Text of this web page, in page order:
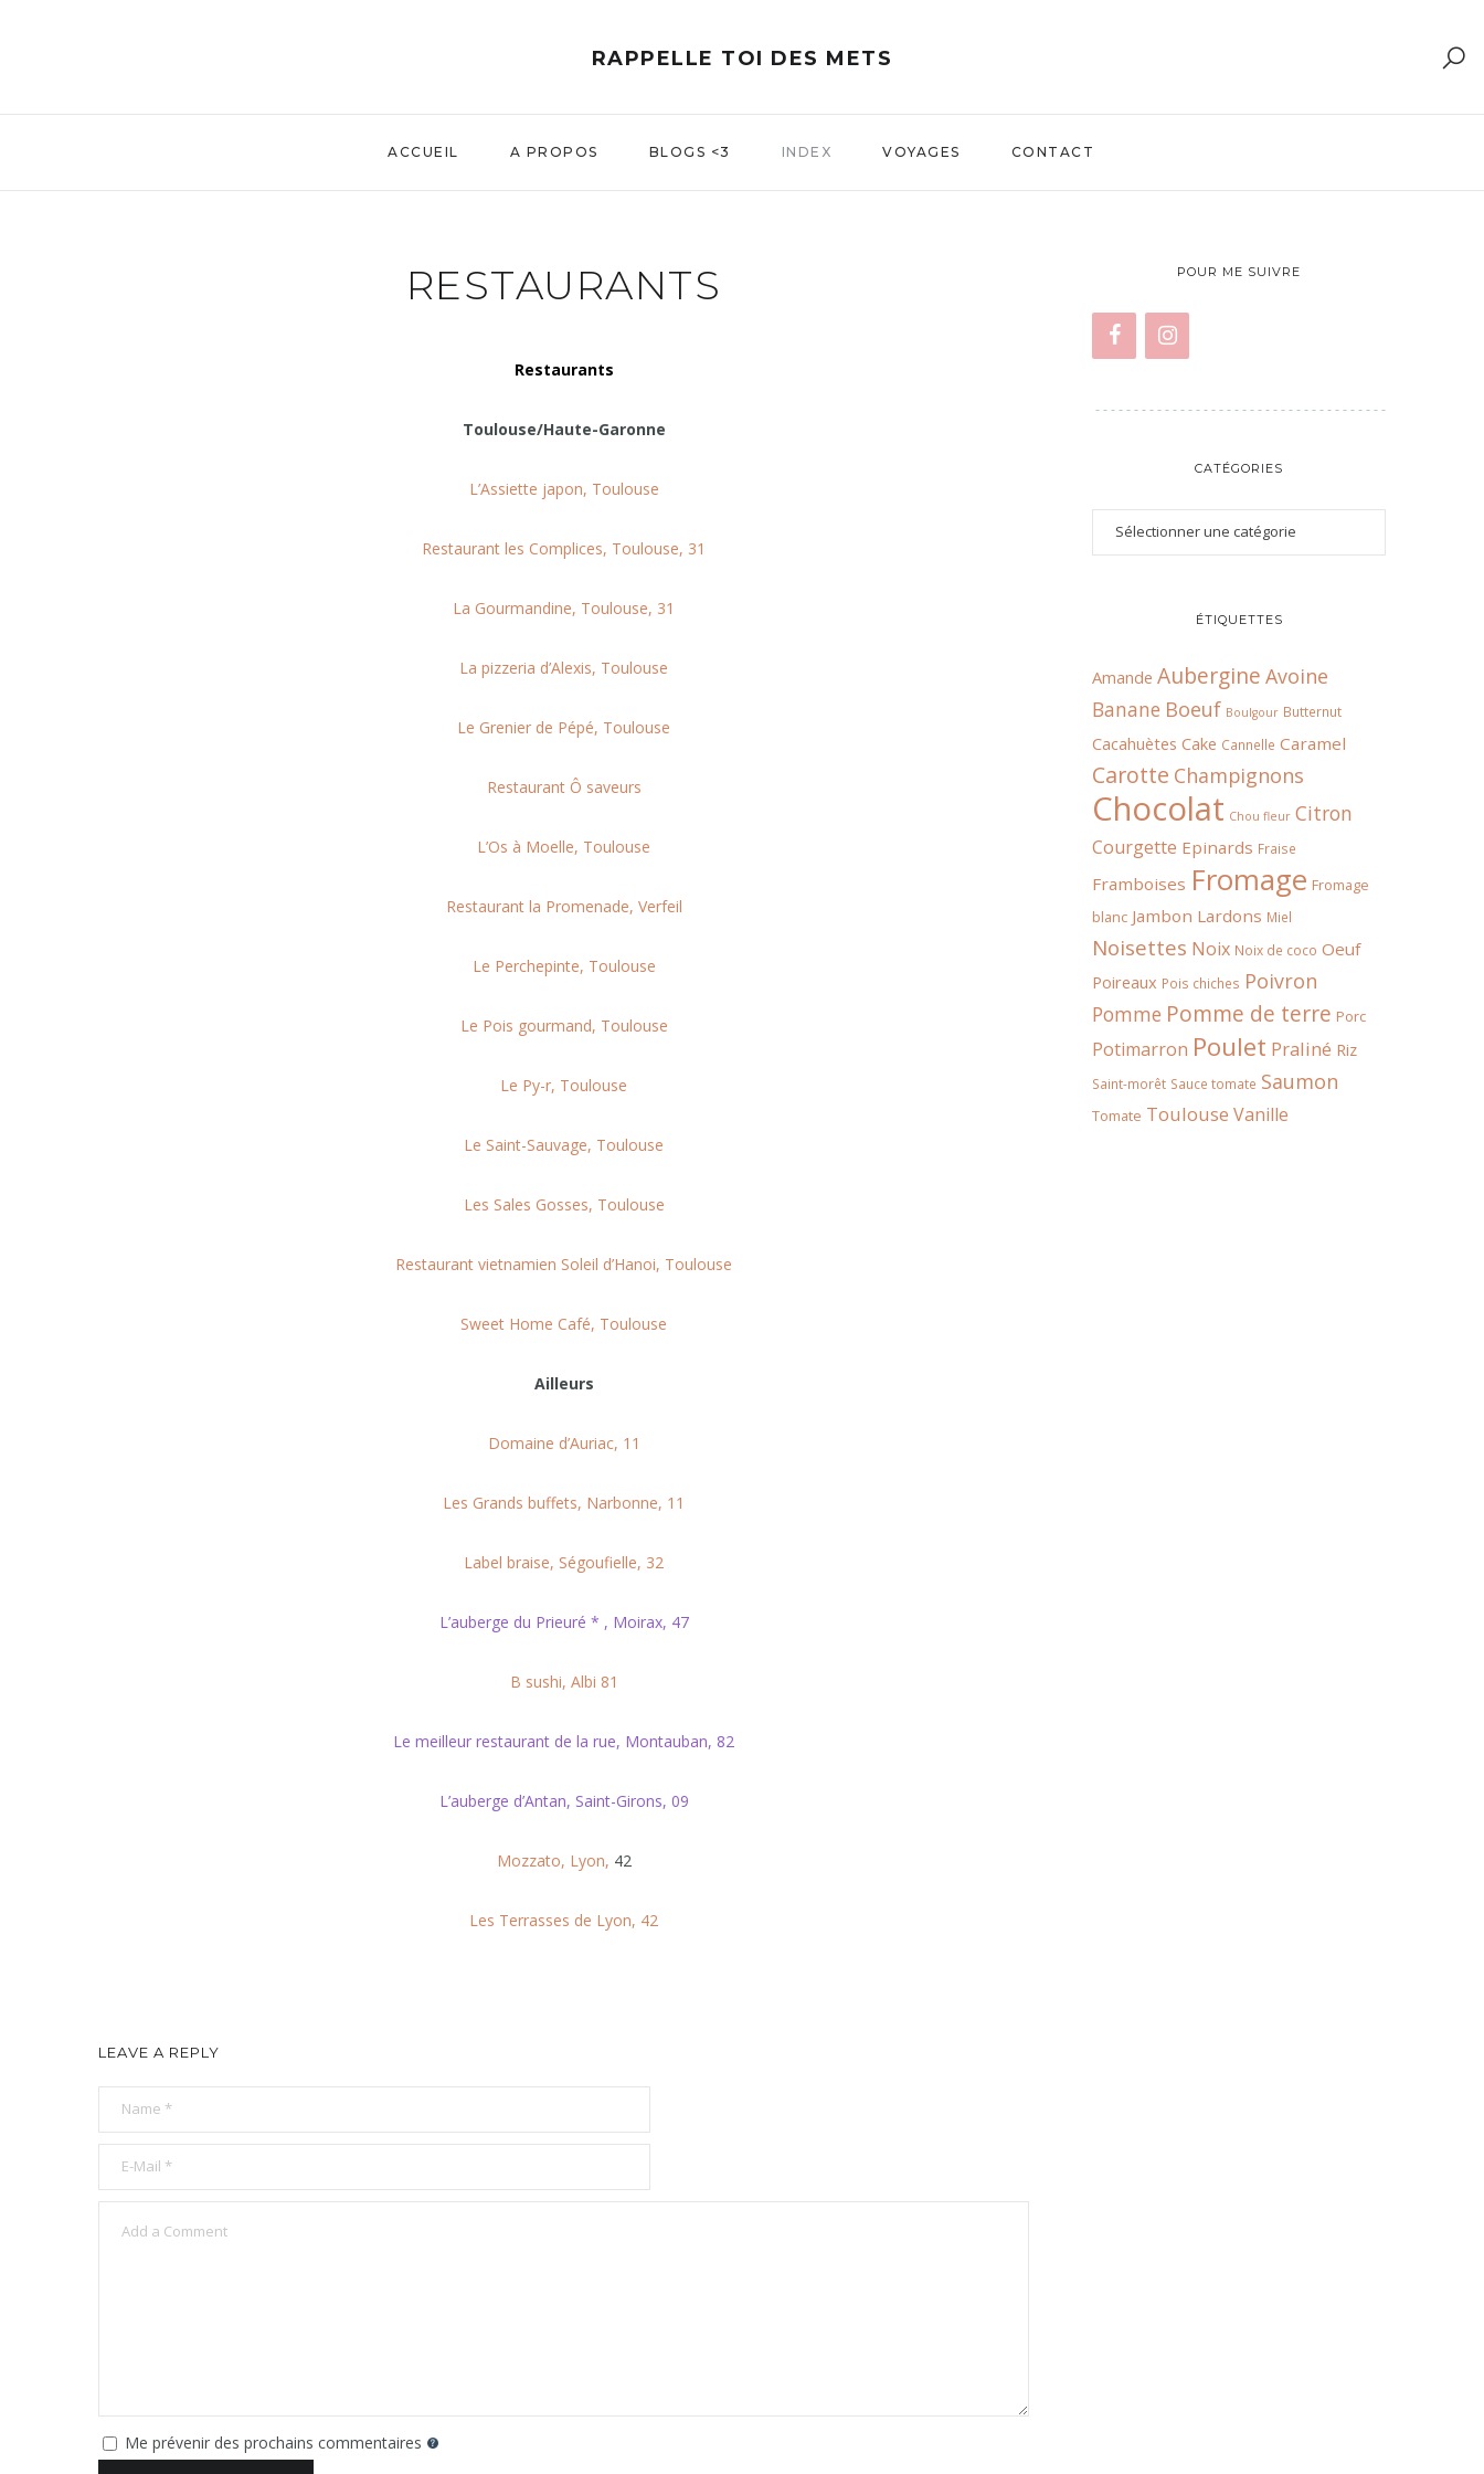
RAPPELLE TOI DES METS
ACCUEIL A PROPOS BLOGS <3 INDEX VOYAGES CONTACT
RESTAURANTS
Restaurants
Toulouse/Haute-Garonne
L’Assiette japon, Toulouse
Restaurant les Complices, Toulouse, 31
La Gourmandine, Toulouse, 31
La pizzeria d’Alexis, Toulouse
Le Grenier de Pépé, Toulouse
Restaurant Ô saveurs
L’Os à Moelle, Toulouse
Restaurant la Promenade, Verfeil
Le Perchepinte, Toulouse
Le Pois gourmand, Toulouse
Le Py-r, Toulouse
Le Saint-Sauvage, Toulouse
Les Sales Gosses, Toulouse
Restaurant vietnamien Soleil d’Hanoi, Toulouse
Sweet Home Café, Toulouse
Ailleurs
Domaine d’Auriac, 11
Les Grands buffets, Narbonne, 11
Label braise, Ségoufielle, 32
L’auberge du Prieuré * , Moirax, 47
B sushi, Albi 81
Le meilleur restaurant de la rue, Montauban, 82
L’auberge d’Antan, Saint-Girons, 09
Mozzato, Lyon, 42
Les Terrasses de Lyon, 42
LEAVE A REPLY
Me prévenir des prochains commentaires
POUR ME SUIVRE
CATÉGORIES
ÉTIQUETTES
Amande Aubergine Avoine
Banane Boeuf Boulgour Butternut
Cacahuètes Cake Cannelle Caramel
Carotte Champignons
Chocolat Chou fleur Citron
Courgette Epinards Fraise
Framboises Fromage Fromage
blanc Jambon Lardons Miel
Noisettes Noix Noix de coco Oeuf
Poireaux Pois chiches Poivron
Pomme Pomme de terre Porc
Potimarron Poulet Praliné Riz
Saint-morêt Sauce tomate Saumon
Tomate Toulouse Vanille